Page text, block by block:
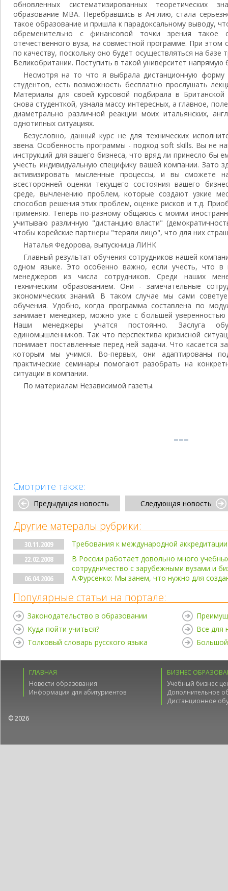
обновленных систематизированных теоретических
образование МВА. Перебравшись в Англию, стала
такое образование и пришла к парадоксальному выводу,
обременительно с финансовой точки зрения такое
отечественного вуза, на совместной программе. При этом
по качеству, поскольку оно будет осуществляться на базе
Великобритании. Поступить в такой университет
Несмотря на то что я выбрала дистанционную форму
студентов, есть возможность бесплатно прослушать
Материалы для своей курсовой подбирала в Британской
снова студенткой, узнала массу интересных, а главное,
диаметрально различной реакции моих итальянских,
однотипных ситуациях.
Безусловно, данный курс не для технических
звена. Особенность программы - подход soft skills. Вы не
инструкций для вашего бизнеса, что вряд ли принесло бы
учесть индивидуальную специфику вашей компании. Зато
активизировать мысленные процессы, и вы сможете
всесторонней оценки текущего состояния вашего
среде, вычленению проблем, которые создают узкие
способов решения этих проблем, оценке рисков и т.д.
применяю. Теперь по-разному общаюсь с моими
учитываю различную "дистанцию власти"
чтобы корейские партнеры "теряли лицо", что для них
Наталья Федорова, выпускница ЛИНК
Главный результат обучения сотрудников нашей
одном языке. Это особенно важно, если учесть, что в
менеджеров из числа сотрудников. Среди наших
техническим образованием. Они - замечательные
экономических знаний. В таком случае мы сами
обучения. Удобно, когда программа составлена по
занимает менеджер, можно уже с большей уверенностью
Наши менеджеры учатся постоянно. Заслуга
единомышленников. Так что перспектива кризисной
понимает поставленные перед ней задачи. Что касается
которым мы учимся. Во-первых, они адаптированы
практические семинары помогают разобрать на
ситуации в компании.
По материалам Независимой газеты.
Смотрите также:
Предыдущая новость Следующая новость
Другие матералы рубрики:
30.11.2009
Требования к международной
22.02.2008
В России работает довольно много
сотрудничество с зарубежными вузами и
06.04.2006
А.Фурсенко: Мы занем, что нужно для
Популярные статьи на портале:
Законодательство в образовании
Куда пойти учиться?
Толковый словарь русского языка
Все для
Большой
ГЛАВНАЯ
Новости образования
Информация для абитуриентов
БИЗНЕС
Учебный бизнес
Дополнительное
Дистанционное
© 2026